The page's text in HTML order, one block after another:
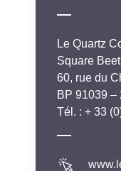
Le Quartz
Square
60, rue du
BP 91039 –
Tél. : + 33